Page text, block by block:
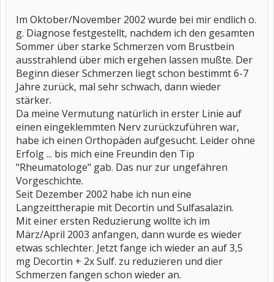
Im Oktober/November 2002 wurde bei mir endlich o.
g. Diagnose festgestellt, nachdem ich den gesamten
Sommer über starke Schmerzen vom Brustbein
ausstrahlend über mich ergehen lassen mußte. Der
Beginn dieser Schmerzen liegt schon bestimmt 6-7
Jahre zurück, mal sehr schwach, dann wieder
stärker.
Da meine Vermutung natürlich in erster Linie auf
einen eingeklemmten Nerv zurückzuführen war,
habe ich einen Orthopäden aufgesucht. Leider ohne
Erfolg ... bis mich eine Freundin den Tip
"Rheumatologe" gab. Das nur zur ungefähren
Vorgeschichte.
Seit Dezember 2002 habe ich nun eine
Langzeittherapie mit Decortin und Sulfasalazin.
Mit einer ersten Reduzierung wollte ich im
März/April 2003 anfangen, dann wurde es wieder
etwas schlechter. Jetzt fange ich wieder an auf 3,5
mg Decortin + 2x Sulf. zu reduzieren und dier
Schmerzen fangen schon wieder an.